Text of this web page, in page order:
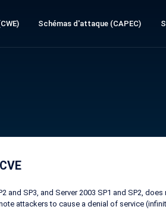
Schémas d'attaque (CAPEC)
and SP3, and Server 2003 SP1 and SP2,
attackers to cause a denial of service